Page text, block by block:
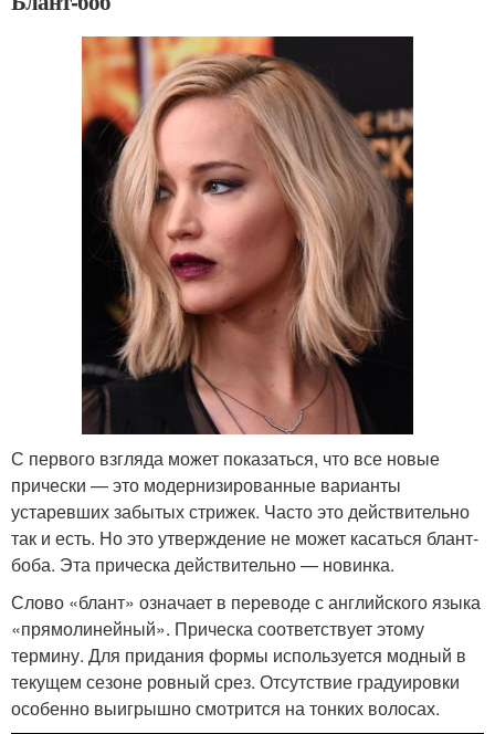
С первого взгляда может показаться, что все новые
прически — это модернизированные варианты
устаревших забытых стрижек. Часто это действительно
так и есть. Но это утверждение не может касаться блант-
боба. Эта прическа действительно — новинка.
Слово «блант» означает в переводе с английского языка
«прямолинейный». Прическа соответствует этому
термину. Для придания формы используется модный в
текущем сезоне ровный срез. Отсутствие градуировки
особенно выигрышно смотрится на тонких волосах.